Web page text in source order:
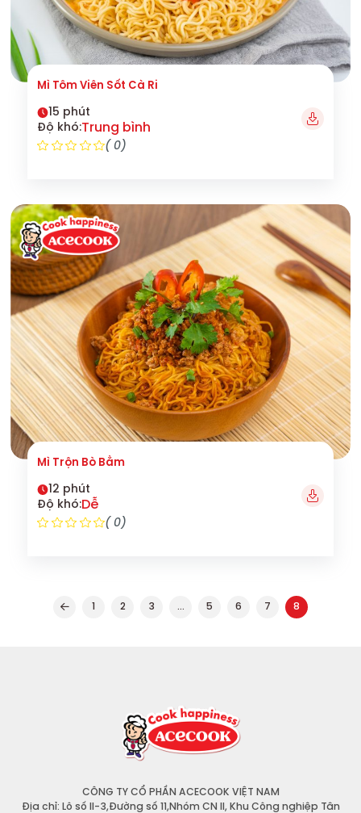
Mì Tôm Viên Sốt Cà Ri
15 phút
Độ khó:Trung bình
( 0)
Mì Trộn Bò Bằm
12 phút
Độ khó:Dễ
( 0)
1 2 3 … 5 6 7 8
CÔNG TY CỔ PHẦN ACECOOK VIỆT NAM
Địa chỉ: Lô số II-3,Đường số 11,Nhóm CN II, Khu Công nghiệp Tân